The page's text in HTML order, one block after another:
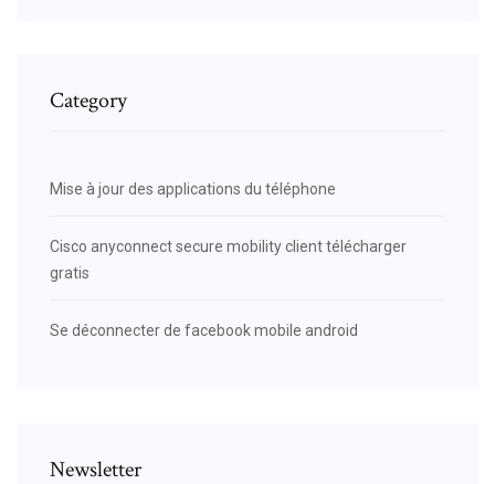
Category
Mise à jour des applications du téléphone
Cisco anyconnect secure mobility client télécharger
gratis
Se déconnecter de facebook mobile android
Newsletter